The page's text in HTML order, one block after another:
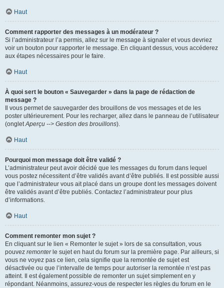
Haut
Comment rapporter des messages à un modérateur ?
Si l’administrateur l’a permis, allez sur le message à signaler et vous devriez
voir un bouton pour rapporter le message. En cliquant dessus, vous accéderez
aux étapes nécessaires pour le faire.
Haut
À quoi sert le bouton « Sauvegarder » dans la page de rédaction de
message ?
Il vous permet de sauvegarder des brouillons de vos messages et de les
poster ultérieurement. Pour les recharger, allez dans le panneau de l’utilisateur
(ongletAperçu --> Gestion des brouillons).
Haut
Pourquoi mon message doit être validé ?
L’administrateur peut avoir décidé que les messages du forum dans lequel
vous postez nécessitent d’être validés avant d’être publiés. Il est possible aussi
que l’administrateur vous ait placé dans un groupe dont les messages doivent
être validés avant d’être publiés. Contactez l’administrateur pour plus
d’informations.
Haut
Comment remonter mon sujet ?
En cliquant sur le lien « Remonter le sujet » lors de sa consultation, vous
pouvez remonterle sujet en haut du forum sur la première page. Par ailleurs, si
vous ne voyez pas ce lien, cela signifie que la remontée de sujet est
désactivée ou que l’intervalle de temps pour autoriser la remontée n’est pas
atteint. Il est également possible de remonter un sujet simplement en y
répondant. Néanmoins, assurez-vous de respecter les règles du forum en le